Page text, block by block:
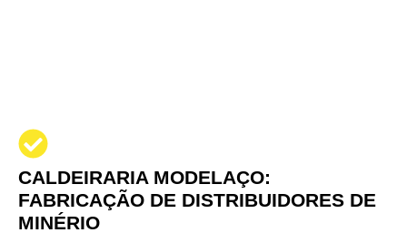
CALDEIRARIA MODELAÇO:
FABRICAÇÃO DE DISTRIBUIDORES DE
MINÉRIO